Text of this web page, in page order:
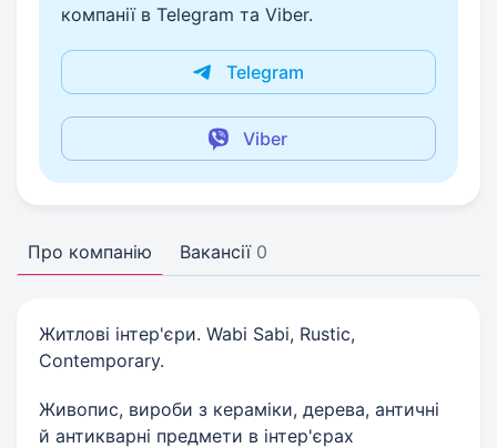
компанії в Telegram та Viber.
Telegram
Viber
Про компанію Вакансії 0
Житлові інтер'єри. Wabi Sabi, Rustic,
Contemporary.
Живопис, вироби з кераміки, дерева, античні
й антикварні предмети в інтер'єрах